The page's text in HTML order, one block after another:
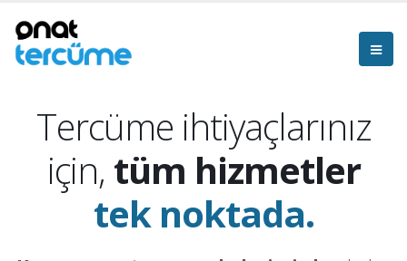
Tercüme ihtiyaçlarınız
için, tüm hizmetler
tek noktada.